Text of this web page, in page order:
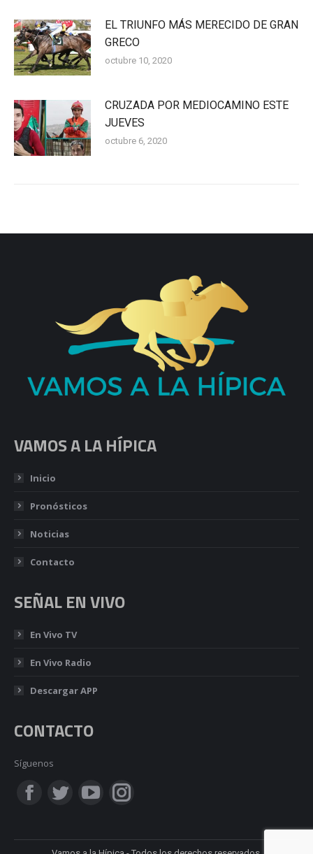
EL TRIUNFO MÁS MERECIDO DE GRAN
GRECO
octubre 10, 2020
CRUZADA POR MEDIOCAMINO ESTE
JUEVES
octubre 6, 2020
VAMOS A LA HÍPICA
Inicio
Pronósticos
Noticias
Contacto
SEÑAL EN VIVO
En Vivo TV
En Vivo Radio
Descargar APP
CONTACTO
Síguenos
Encuéntranos en:
FacebookTwitterYouTubeInstagram